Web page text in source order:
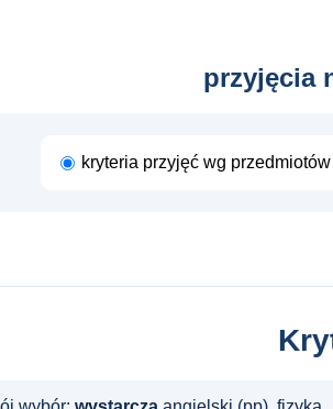
przyjęcia
kryteria przyjęć wg